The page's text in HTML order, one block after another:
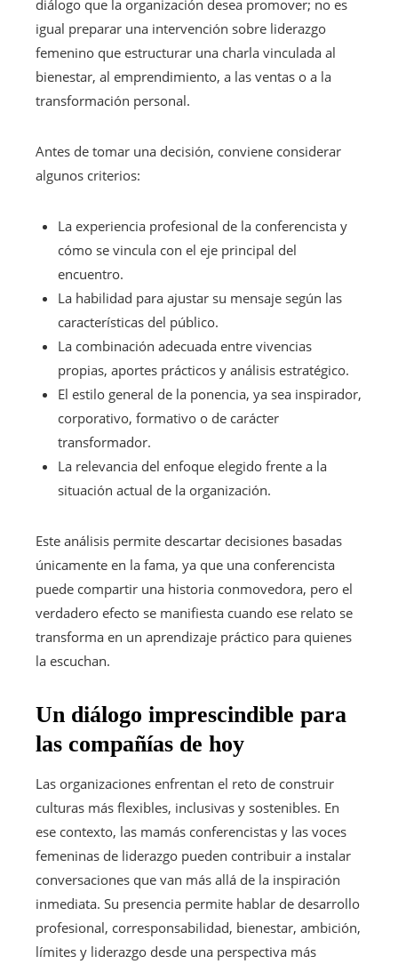
diálogo que la organización desea promover; no es
igual preparar una intervención sobre liderazgo
femenino que estructurar una charla vinculada al
bienestar, al emprendimiento, a las ventas o a la
transformación personal.
Antes de tomar una decisión, conviene considerar
algunos criterios:
La experiencia profesional de la conferencista y
cómo se vincula con el eje principal del
encuentro.
La habilidad para ajustar su mensaje según las
características del público.
La combinación adecuada entre vivencias
propias, aportes prácticos y análisis estratégico.
El estilo general de la ponencia, ya sea inspirador,
corporativo, formativo o de carácter
transformador.
La relevancia del enfoque elegido frente a la
situación actual de la organización.
Este análisis permite descartar decisiones basadas
únicamente en la fama, ya que una conferencista
puede compartir una historia conmovedora, pero el
verdadero efecto se manifiesta cuando ese relato se
transforma en un aprendizaje práctico para quienes
la escuchan.
Un diálogo imprescindible para
las compañías de hoy
Las organizaciones enfrentan el reto de construir
culturas más flexibles, inclusivas y sostenibles. En
ese contexto, las mamás conferencistas y las voces
femeninas de liderazgo pueden contribuir a instalar
conversaciones que van más allá de la inspiración
inmediata. Su presencia permite hablar de desarrollo
profesional, corresponsabilidad, bienestar, ambición,
límites y liderazgo desde una perspectiva más